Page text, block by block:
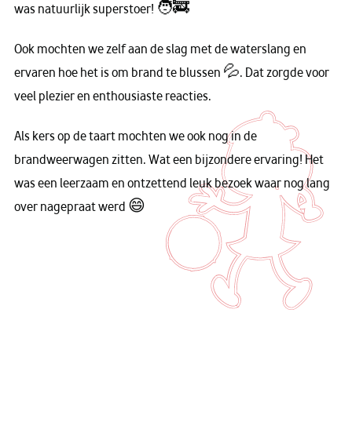
was natuurlijk superstoer! 🧑‍🚒
Ook mochten we zelf aan de slag met de waterslang en
ervaren hoe het is om brand te blussen 💦. Dat zorgde voor
veel plezier en enthousiaste reacties.
Als kers op de taart mochten we ook nog in de
brandweerwagen zitten. Wat een bijzondere ervaring! Het
was een leerzaam en ontzettend leuk bezoek waar nog lang
over nagepraat werd 😄